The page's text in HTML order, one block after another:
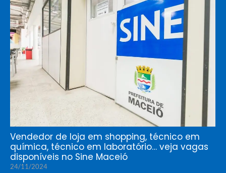
Vendedor de loja em shopping, técnico em
química, técnico em laboratório… veja vagas
disponíveis no Sine Maceió
24/11/2024